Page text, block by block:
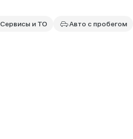
Сервисы и ТО Авто с пробегом